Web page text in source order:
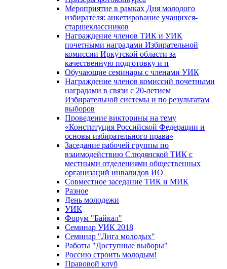
Мероприятие в рамках Дня молодого
избирателя: анкетирование учащихся-
старшеклассников
Награждение членов ТИК и УИК
почетными наградами Избирательной
комиссии Иркутской области за
качественную подготовку и п
Обучающие семинары с членами УИК
Награждение членов комиссий почетными
наградами в связи с 20-летием
Избирательной системы и по результатам
выборов
Проведение викторины на тему
«Конституция Российской Федерации и
основы избирательного права»
Заседание рабочей группы по
взаимодействию Слюдянской ТИК с
местными отделениями общественных
организаций инвалидов ИО
Совместное заседание ТИК и МИК
Разное
День молодежи
УИК
Форум "Байкал"
Семинар УИК 2018
Семинар "Лига молодых"
Работы "Доступные выборы"
Россию строить молодым!
Правовой клуб